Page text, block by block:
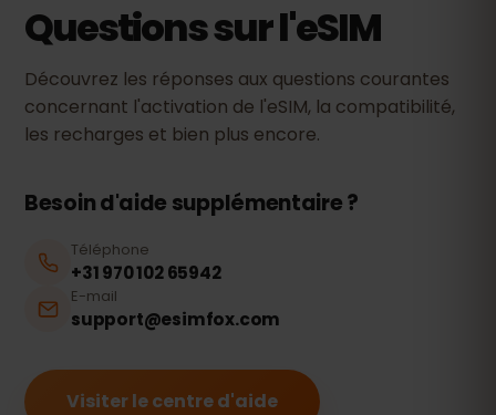
Questions sur l'eSIM
Découvrez les réponses aux questions courantes
concernant l'activation de l'eSIM, la compatibilité,
les recharges et bien plus encore.
Besoin d'aide supplémentaire ?
Téléphone
+31 970 102 65942
E-mail
support@esimfox.com
Visiter le centre d'aide